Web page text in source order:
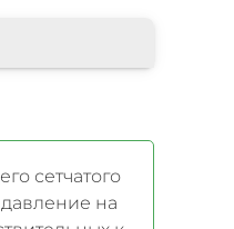
сетчатого
на